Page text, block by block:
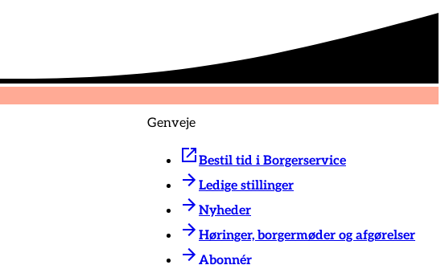
Genveje
Bestil tid i Borgerservice
Ledige stillinger
Nyheder
Høringer, borgermøder og afgørelser
Abonnér